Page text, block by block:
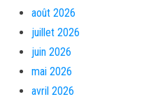
août 2026
juillet 2026
juin 2026
mai 2026
avril 2026